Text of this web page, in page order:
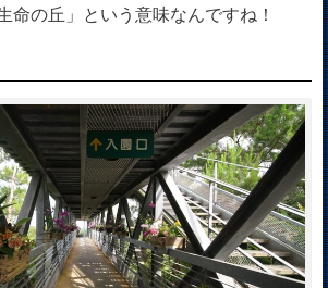
命の丘」という意味なんですね！